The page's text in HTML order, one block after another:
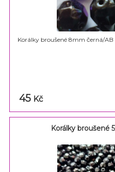
Korálky broušené 8mm černá/AB
45 Kč
Korálky broušené